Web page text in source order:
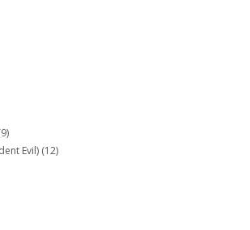
Evil) (12)